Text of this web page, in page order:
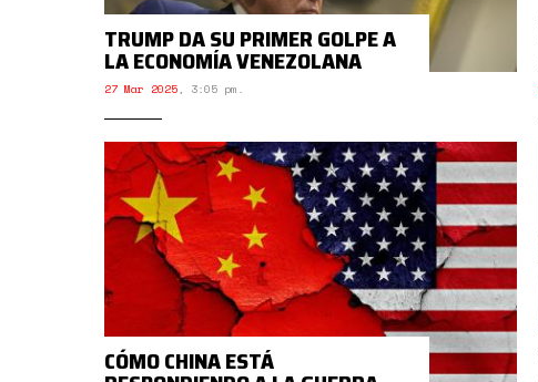
TRUMP DA SU PRIMER GOLPE A
LA ECONOMÍA VENEZOLANA
27 Mar 2025, 3:05 pm.
CÓMO CHINA ESTÁ